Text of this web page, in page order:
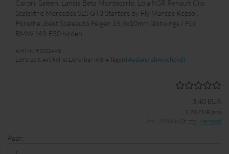
Carpri, Saleen, Lancia Beta Montecarlo, Lola NSR Renault Clio
Scalextric Mercedes SLS GT3 Starters by Fly Marcos Repsol,
Porsche Joest Scaleauto Felgen 15,8x10mm Slotwings / FLY
BMW M3-E30 hinten
Art.Nr.: R32044B
Lieferzeit: Artikel ist Lieferbar in 3-4 Tagen (Ausland abweichend)
3,40 EUR
1,70 EUR pro
inkl. 19% MwSt. zzgl. Versand
Paar: